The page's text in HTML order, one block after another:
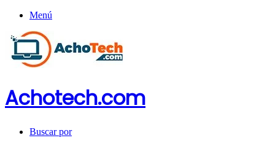
Menú
Achotech.com
Buscar por